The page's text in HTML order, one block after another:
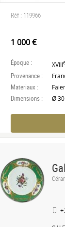
Réf : 119966
1 000 €
Époque : XVIIIe
Provenance :
Materiaux :
Dimensions : Ø